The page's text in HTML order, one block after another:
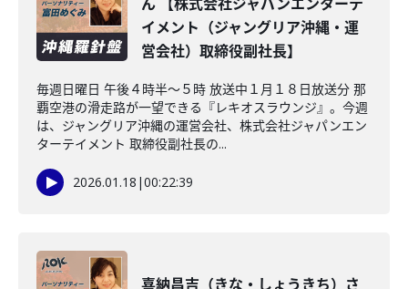
イメント（ジャングリア沖縄・運
営会社）取締役副社長】
毎週日曜日 午後４時半～５時 放送中１月１８日放送分 那
覇空港の滑走路が一望できる『レキオスラウンジ』。今週
は、ジャングリア沖縄の運営会社、株式会社ジャパンエン
ターテイメント 取締役副社長の...
2026.01.18 |00:22:39
喜納昌吉（きな・しょうきち）さ